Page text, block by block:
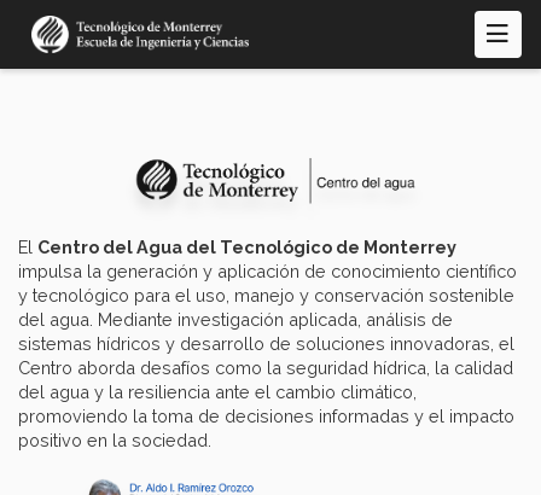
El Centro del Agua del Tecnológico de Monterrey
impulsa la generación y aplicación de conocimiento científico
y tecnológico para el uso, manejo y conservación sostenible
del agua. Mediante investigación aplicada, análisis de
sistemas hídricos y desarrollo de soluciones innovadoras, el
Centro aborda desafíos como la seguridad hídrica, la calidad
del agua y la resiliencia ante el cambio climático,
promoviendo la toma de decisiones informadas y el impacto
positivo en la sociedad.